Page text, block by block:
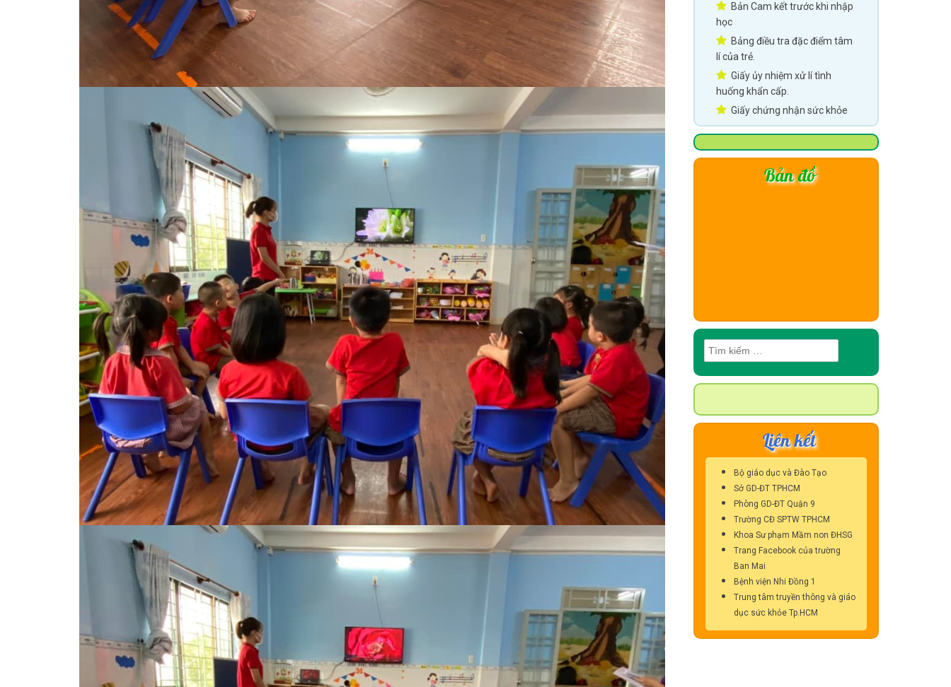
Bản Cam kết trước khi nhập
học
Bảng điều tra đặc điểm tâm
lí của trẻ.
Giấy ủy nhiệm xử lí tình
huống khẩn cấp.
Giấy chứng nhận sức khỏe
Bản đồ
Tìm
kiếm
cho:
Liên kết
Bộ giáo dục và Đào Tạo
Sở GD-ĐT TPHCM
Phòng GD-ĐT Quận 9
Trường CĐ SPTW TPHCM
Khoa Sư phạm Mầm non ĐHSG
Trang Facebook của trường
Ban Mai
Bệnh viện Nhi Đồng 1
Trung tâm truyền thông và giáo
dục sức khỏe Tp.HCM